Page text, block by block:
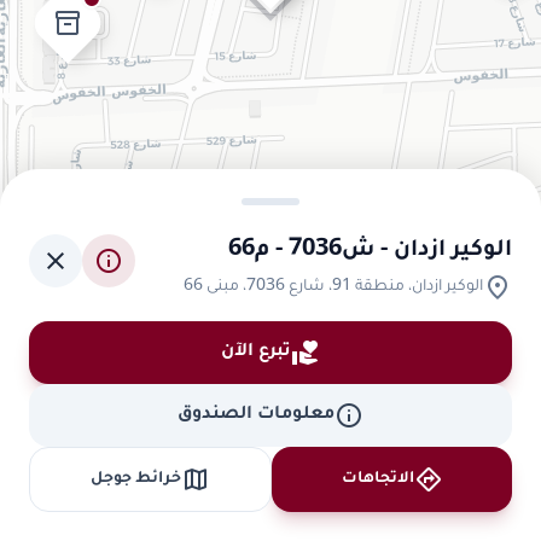
inventory_2
الوكير ازدان - ش7036 - م66
location_on الوكير ازدان، منطقة 91، شارع 7036، مبنى 66
info
close
volunteer_activismتبرع الآن
infoمعلومات الصندوق
directions الاتجاهات map خرائط جوجل